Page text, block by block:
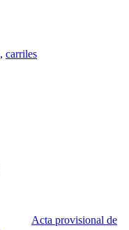
, carriles
Acta provisional de